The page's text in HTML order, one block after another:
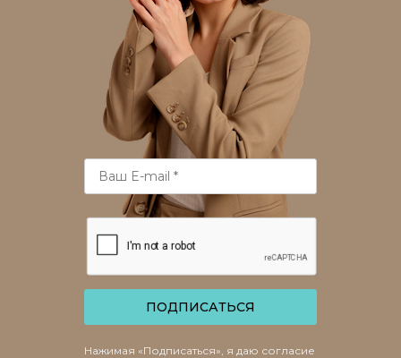
ПОДПИСАТЬСЯ
Нажимая «Подписаться», я даю согласие